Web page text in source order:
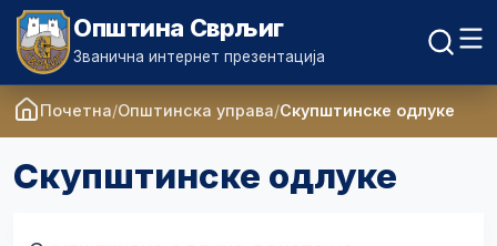
Општина Сврљиг
Званична интернет презентација
Почетна Општинска управа Скупштинске одлуке
Скупштинске одлуке